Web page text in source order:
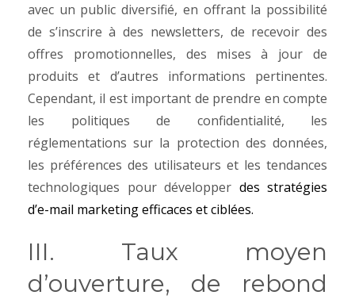
avec un public diversifié, en offrant la possibilité
de s’inscrire à des newsletters, de recevoir des
offres promotionnelles, des mises à jour de
produits et d’autres informations pertinentes.
Cependant, il est important de prendre en compte
les politiques de confidentialité, les
réglementations sur la protection des données,
les préférences des utilisateurs et les tendances
technologiques pour développer des stratégies
d’e-mail marketing efficaces et ciblées.
III. Taux moyen
d’ouverture, de rebond